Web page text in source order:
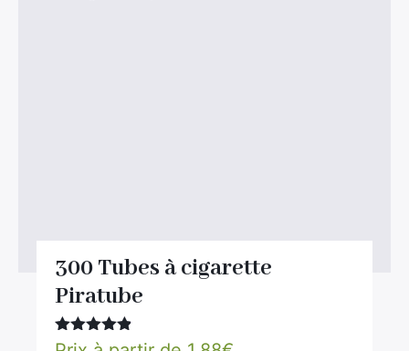
300 Tubes à cigarette
Piratube
Note 4.78